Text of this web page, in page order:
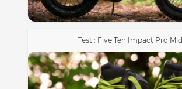
Test : Five Ten Impact Pro Mid